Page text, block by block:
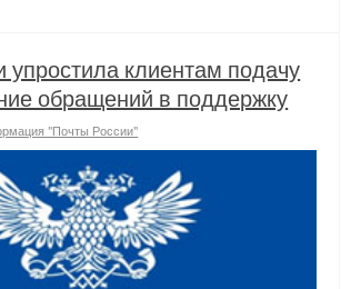
упростила клиентам подачу
обращений в поддержку
"Почты России"